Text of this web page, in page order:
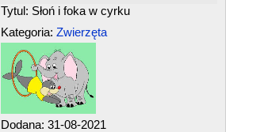
Tytul: Słoń i foka w cyrku
Kategoria: Zwierzęta
Dodana: 31-08-2021